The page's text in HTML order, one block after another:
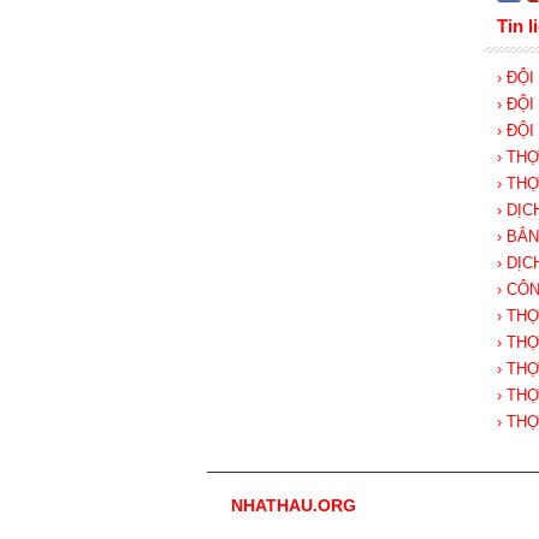
Tin
›
›
› ĐỘI
›
›
›
›
›
›
›
›
›
›
›
NHATHAU.ORG